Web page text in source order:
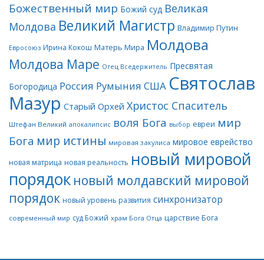
Божественный мир Божий суд Великая
Молдова Великий Магистр Владимир Путин
Евросоюз Ирина Кокош Матерь Мира Молдова
Молдова Маре Отец Вседержитель Пресвятая
Богородица Россия Румыния США Святослав
Мазур Старый Орхей Христос Спаситель
Штефан Великий апокалипсис воля Бога выбор евреи мир
Бога мир истины мировая закулиса мировое еврейство
новая матрица новая реальность новый мировой
порядок новый молдавский мировой
порядок новый уровень развития синхронизатор
современный мир суд Божий храм Бога Отца царствие Бога